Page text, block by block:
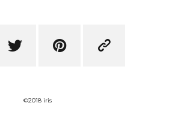
  
©2018 iris